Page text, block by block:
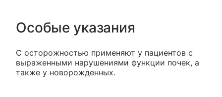
Особые указания
С осторожностью применяют у пациентов с
выраженными нарушениями функции почек, а
также у новорожденных.